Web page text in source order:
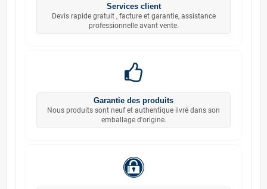
Services client
Devis rapide gratuit , facture et garantie, assistance
professionnelle avant vente.
Garantie des produits
Nous produits sont neuf et authentique livré dans son
emballage d'origine.